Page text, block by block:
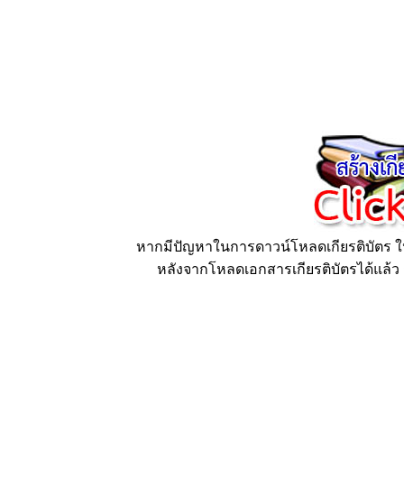
หากมีปัญหาในการดาวน์โหลดเกียรติบัตร
หลังจากโหลดเอกสารเกียรติบัตรได้แล้